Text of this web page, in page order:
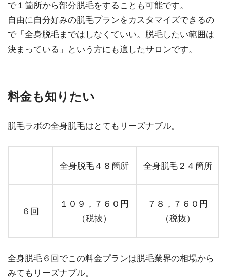
で１箇所から部分脱毛をすることも可能です。
自由に自分好みの脱毛プランをカスタマイズできるの
で「全身脱毛まではしなくていい。脱毛したい範囲は
決まっている」という方にも適したサロンです。
料金も知りたい
脱毛ラボの全身脱毛はとてもリーズナブル。
全身脱毛４８箇所 全身脱毛２４箇所
６回
１０９，７６０円
（税抜）
７８，７６０円
（税抜）
全身脱毛６回でこの料金プランは脱毛業界の相場から
みてもリーズナブル。